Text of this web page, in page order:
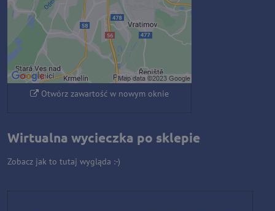
Zezwól raz
Zezwalaj zawsze - zgadzam się z
typem pliku cookie: Funkcjonalny
Otwórz zawartość w nowym oknie
Wirtualna wycieczka po sklepie
Zobacz jak to tutaj wygląda :-)